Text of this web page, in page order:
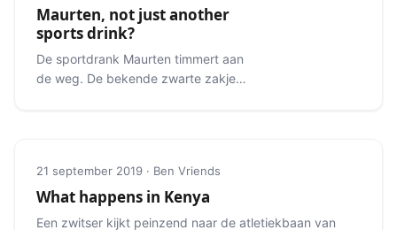
Maurten, not just another
sports drink?
De sportdrank Maurten timmert aan
de weg. De bekende zwarte zakjes
21 september 2019 · Ben Vriends
What happens in Kenya
Een zwitser kijkt peinzend naar de atletiekbaan van